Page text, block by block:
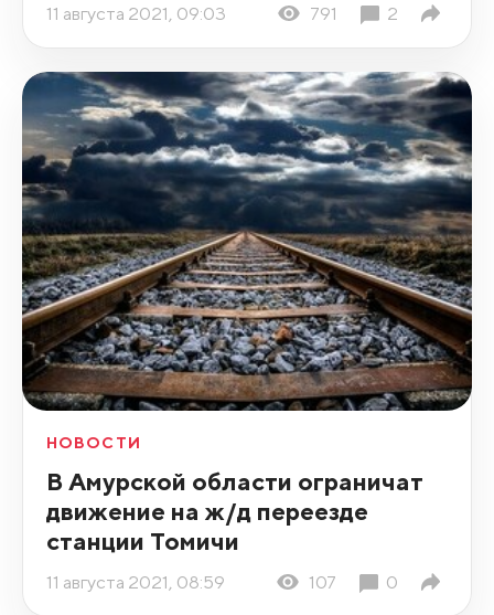
11 августа 2021, 09:03 791 2
НОВОСТИ
В Амурской области ограничат
движение на ж/д переезде
станции Томичи
11 августа 2021, 08:59 107 0